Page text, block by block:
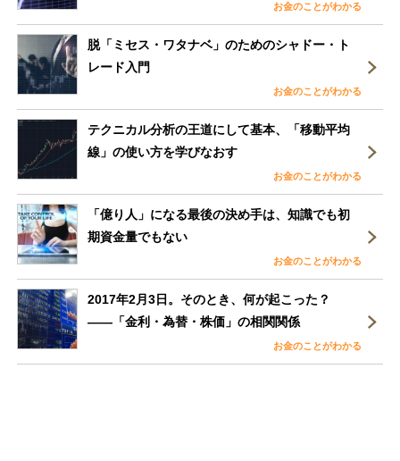
お金のことがわかる
脱「ミセス・ワタナベ」のためのシャドー・ト
レード入門
お金のことがわかる
テクニカル分析の王道にして基本、「移動平均
線」の使い方を学びなおす
お金のことがわかる
「億り人」になる最後の決め手は、知識でも初
期資金量でもない
お金のことがわかる
2017年2月3日。そのとき、何が起こった？
――「金利・為替・株価」の相関関係
お金のことがわかる